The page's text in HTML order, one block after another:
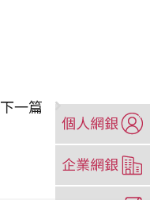
下一篇
開
新
視
窗）
開
新